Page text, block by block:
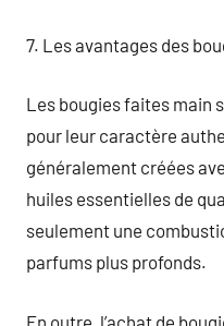
7. Les avantages des
Les bougies faites main
pour leur caractère
généralement créées
huiles essentielles de
seulement une
parfums plus profonds.
En outre, l’achat de